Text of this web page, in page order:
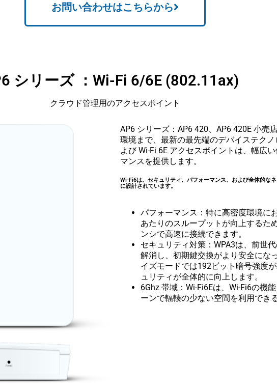
お問い合わせはこちらから
シリーズ ：Wi-Fi 6/6E
クラウド管理用のアクセスポイント
AP6 シリーズ：AP6 420、AP6 420E 小売
環境まで、最新の最先端のデバイステク
よび Wi-Fi 6E アクセスポイントは、幅広
マンスを提供します。
Wi-Fi6は、セキュリティ、パフォーマンス、および全体的な
に設計されています。
パフォーマンス：特に高密度環境に
あたりのスループットが向上するた
ンシで高速に接続できます。
セキュリティ対策：WPA3は、前世
解消し、初期鍵交換がより安全にな
イズモードでは192ビット暗号強度
ュリティが全体的に向上します。
6Ghz 帯域：Wi-Fi6Eは、Wi-Fi6の機
ーンで輻輳の少ない空間を利用でき